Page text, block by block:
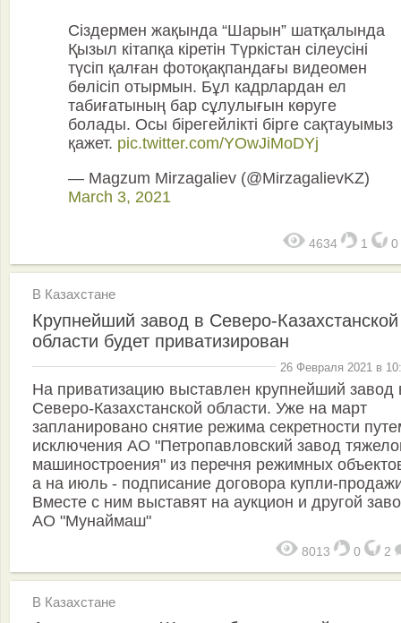
Сіздермен жақында “Шарын” шатқалында
Қызыл кітапқа кіретін Түркістан сілеусіні
түсіп қалған фотоқақпандағы видеомен
бөлісіп отырмын. Бұл кадрлардан ел
табиғатының бар сұлулығын көруге
болады. Осы бірегейлікті бірге сақтауымыз
қажет. pic.twitter.com/YOwJiMoDYj
— Magzum Mirzagaliev (@MirzagalievKZ)
March 3, 2021
4634 1 0
В Казахстане
Крупнейший завод в Северо-Казахстанской
области будет приватизирован
26 Февраля 2021 в
На приватизацию выставлен крупнейший завод
Северо-Казахстанской области. Уже на март
запланировано снятие режима секретности
исключения АО "Петропавловский завод
машиностроения" из перечня режимных
а на июль - подписание договора купли-
Вместе с ним выставят на аукцион и другой
АО "Мунаймаш"
8013 0 2
В Казахстане